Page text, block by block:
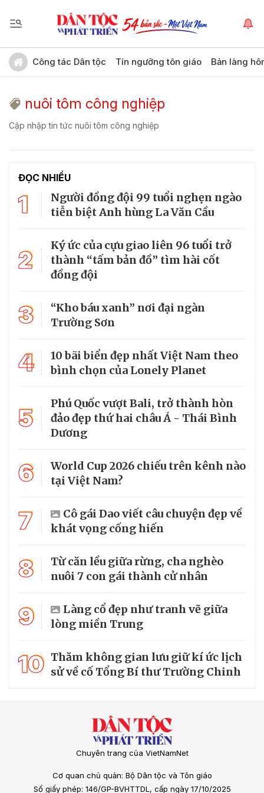
Công tác Dân tộc Tín ngưỡng tôn giáo Bản làng
nuôi tôm công nghiệp
Cập nhập tin tức nuôi tôm công nghiệp
ĐỌC NHIỀU
1
Người đồng đội 99 tuổi nghẹn ngào
tiễn biệt Anh hùng La Văn Cầu
2
Ký ức của cựu giao liên 96 tuổi trở
thành “tấm bản đồ” tìm hài cốt
đồng đội
3
“Kho báu xanh” nơi đại ngàn
Trường Sơn
4
10 bãi biển đẹp nhất Việt Nam theo
bình chọn của Lonely Planet
5
Phú Quốc vượt Bali, trở thành hòn
đảo đẹp thứ hai châu Á - Thái Bình
Dương
6
World Cup 2026 chiếu trên kênh nào
tại Việt Nam?
7
Cô gái Dao viết câu chuyện đẹp về
khát vọng cống hiến
8
Từ căn lều giữa rừng, cha nghèo
nuôi 7 con gái thành cử nhân
9
Làng cổ đẹp như tranh vẽ giữa
lòng miền Trung
10 Thăm không gian lưu giữ kí ức lịch
sử về cố Tổng Bí thư Trường Chinh
Chuyên trang của VietNamNet
Cơ quan chủ quản: Bộ Dân tộc và Tôn giáo
Số giấy phép: 146/GP-BVHTTDL, cấp ngày 17/10/2025